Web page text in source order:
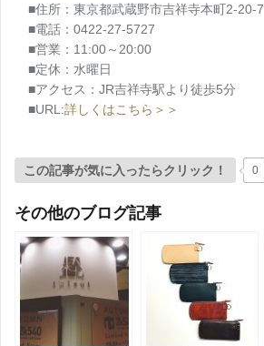
■住所：東京都武蔵野市吉祥寺本町2-20-7
■電話：0422-27-5727
■営業：11:00～20:00
■定休：水曜日
■アクセス：JR吉祥寺駅より徒歩5分
■URL:詳しくはこちら＞＞
この記事が気に入ったらクリック！ 0
その他のブログ記事